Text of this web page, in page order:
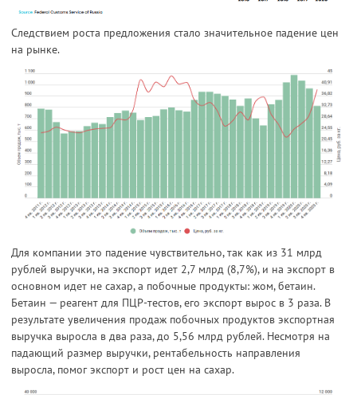
Следствием роста предложения стало значительное падение цен
на рынке.
Для компании это падение чувствительно, так как из 31 млрд
рублей выручки, на экспорт идет 2,7 млрд (8,7%), и на экспорт в
основном идет не сахар, а побочные продукты: жом, бетаин.
Бетаин — реагент для ПЦР-тестов, его экспорт вырос в 3 раза. В
результате увеличения продаж побочных продуктов экспортная
выручка выросла в два раза, до 5,56 млрд рублей. Несмотря на
падающий размер выручки, рентабельность направления
выросла, помог экспорт и рост цен на сахар.